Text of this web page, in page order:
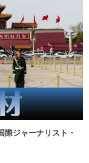
ジャーナリスト・